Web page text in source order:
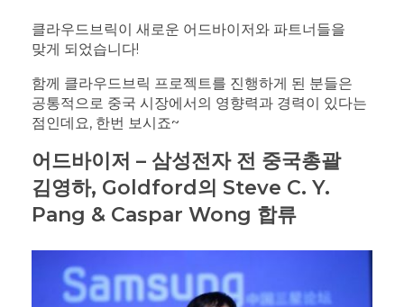
클라우드브릭이 새로운 어드바이저와 파트너들을
맞게 되었습니다!
함께 클라우드브릭 프로젝트를 진행하게 된 분들은
공통적으로 중국 시장에서의 영향력과 경력이 있다는
점인데요, 한번 보시죠~
어드바이저 – 삼성전자 전 중국총괄
김영하, Goldford의 Steve C. Y.
Pang & Caspar Wong 합류